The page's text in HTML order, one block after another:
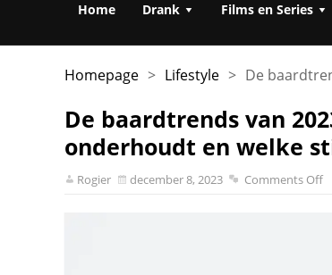
Home Drank Films en Series
Homepage > Lifestyle > De
De baardtrends van
onderhoudt en welke
Rogier december 8, 2023 Comments Off